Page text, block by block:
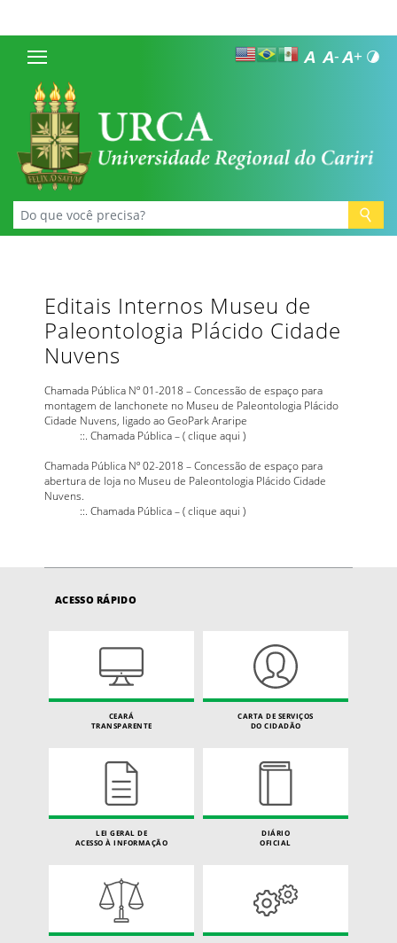
Editais Internos Museu de
Paleontologia Plácido Cidade
Nuvens
Chamada Pública Nº 01-2018 – Concessão de espaço para
montagem de lanchonete no Museu de Paleontologia Plácido
Cidade Nuvens, ligado ao GeoPark Araripe
::. Chamada Pública – (clique aqui )
Chamada Pública Nº 02-2018 – Concessão de espaço para
abertura de loja no Museu de Paleontologia Plácido Cidade
Nuvens.
::. Chamada Pública – (clique aqui )
ACESSO RÁPIDO
CEARÁ
TRANSPARENTE
CARTA DE SERVIÇOS
DO CIDADÃO
LEI GERAL DE
ACESSO À INFORMAÇÃO
DIÁRIO
OFICIAL